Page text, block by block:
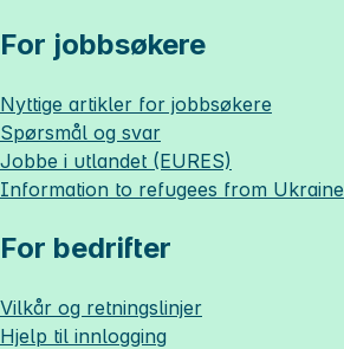
For jobbsøkere
Nyttige artikler for jobbsøkere
Spørsmål og svar
Jobbe i utlandet (EURES)
Information to refugees from Ukraine
For bedrifter
Vilkår og retningslinjer
Hjelp til innlogging